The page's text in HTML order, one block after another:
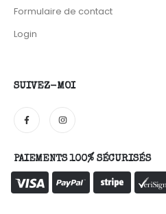
Formulaire de contact
Login
SUIVEZ-MOI
PAIEMENTS 100% SÉCURISÉS